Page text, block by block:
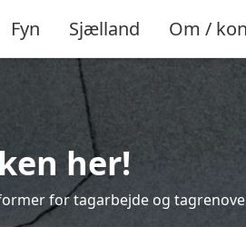
Fyn Sjælland Om /
her!
for tagarbejde og